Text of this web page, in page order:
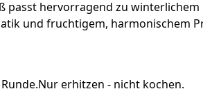
passt hervorragend zu
und fruchtigem, harmonischem
erhitzen - nicht kochen.